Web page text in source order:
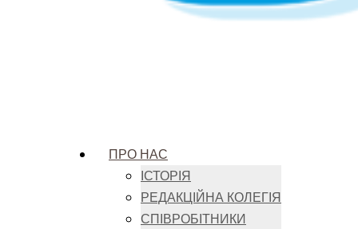
ПРО НАС
ІСТОРІЯ
РЕДАКЦІЙНА КОЛЕГІЯ
СПІВРОБІТНИКИ